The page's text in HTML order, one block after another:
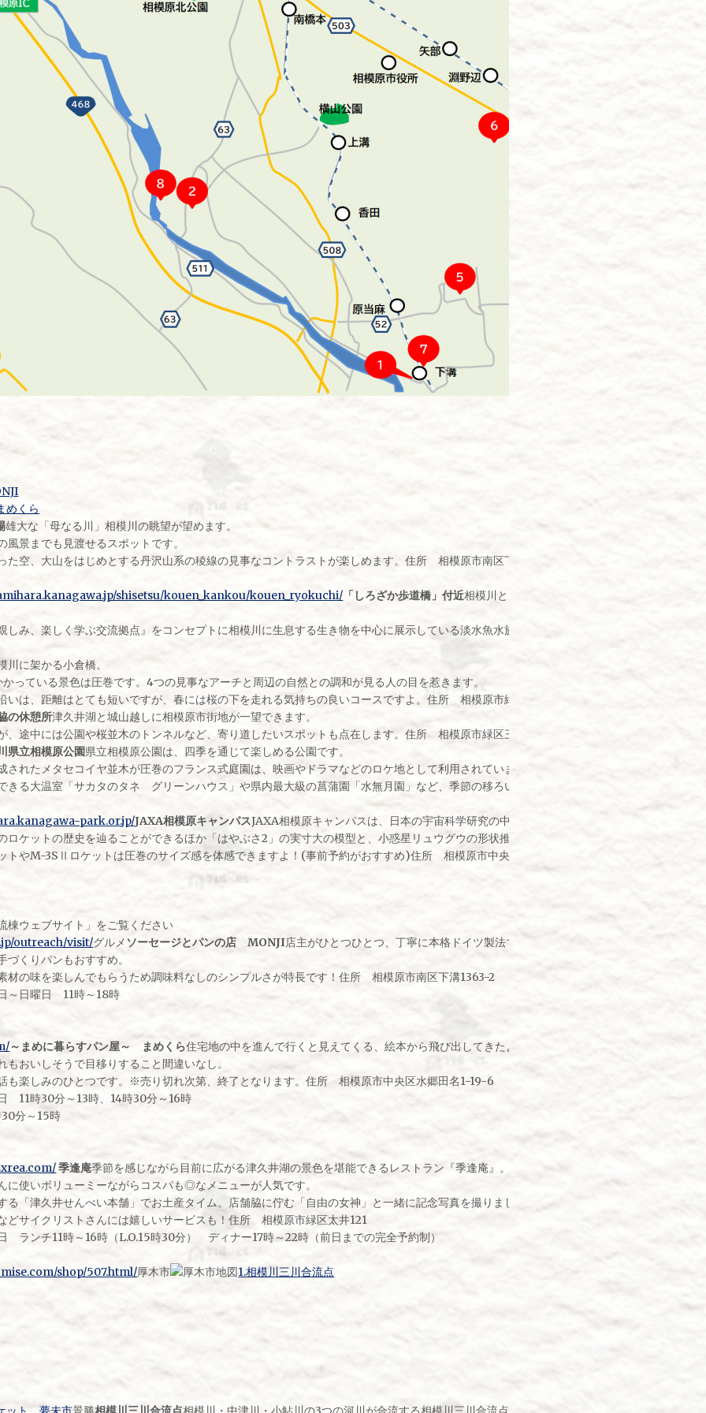
めくら
雄大な「母なる川」相模川の眺望が望めます。
景までも見渡せるスポットです。
た空、大山をはじめとする丹沢山系の稜線の見事なコントラストが楽しめます。住所 相模原市南区下溝
shisetsu/kouen_kankou/kouen_ryokuchi/ 「しろざか歩道橋」付近相模川と周辺の街並みを見下ろすことができる
しみ、楽しく学ぶ交流拠点』をコンセプトに相模川に生息する生き物を中心に展示している淡水魚水族館「相模川ふれあい科学館 アク
川に架かる小倉橋。
っている景色は圧巻です。4つの見事なアーチと周辺の自然との調和が見る人の目を惹きます。
いは、距離はとても短いですが、春には桜の下を走れる気持ちの良いコースですよ。住所 相模原市緑区小倉
の休憩所津久井湖と城山越しに相模原市街地が一望できます。
、途中には公園や桜並木のトンネルなど、寄り道したいスポットも点在します。住所 相模原市緑区三井512
県立相模原公園県立相模原公園は、四季を通じて楽しめる公園です。
されたメタセコイヤ並木が圧巻のフランス式庭園は、映画やドラマなどのロケ地として利用されています。
きる大温室「サカタのタネ グリーンハウス」や県内最大級の菖蒲園「水無月園」など、季節の移ろいを楽しみながら感じられるスポット
park.or.jp/JAXA相模原キャンパスJAXA相模原キャンパスは、日本の宇宙科学研究の中心的な施設です。
ロケットの歴史を辿ることができるほか「はやぶさ2」の実寸大の模型と、小惑星リュウグウの形状推定モデルの模型も展示されています。
トやM-3SⅡロケットは圧巻のサイズ感を体感できますよ！(事前予約がおすすめ)住所 相模原市中央区由野台3-1-1
ウェブサイト」をご覧ください
outreach/visit/グルメ ソーセージとパンの店 MONJI店主がひとつひとつ、丁寧に本格ドイツ製法で手づくりするソーセージのお店です。
くりパンもおすすめ。
材の味を楽しんでもらうため調味料なしのシンプルさが特長です！住所 相模原市南区下溝1363-2
～日曜日 11時～18時
～まめに暮らすパン屋～ まめくら住宅地の中を進んで行くと見えてくる、絵本から飛び出してきたようなかわいらしいお店と『まめくら
おいしそうで目移りすること間違いなし。
も楽しみのひとつです。※売り切れ次第、終了となります。住所 相模原市中央区水郷田名1-19-6
11時30分～13時、14時30分～16時
分～15時
季逢庵季節を感じながら目前に広がる津久井湖の景色を堪能できるレストラン『季逢庵』。
に使いボリューミーながらコスパも◎なメニューが人気です。
る「津久井せんべい本舗」でお土産タイム。店舗脇に佇む「自由の女神」と一緒に記念写真を撮りましょう！
どサイクリストさんには嬉しいサービスも！住所 相模原市緑区太井121
ランチ11時～16時（L.O.15時30分） ディナー17時～22時（前日までの完全予約制）
shop/507.html/厚木市 1.相模川三川合流点